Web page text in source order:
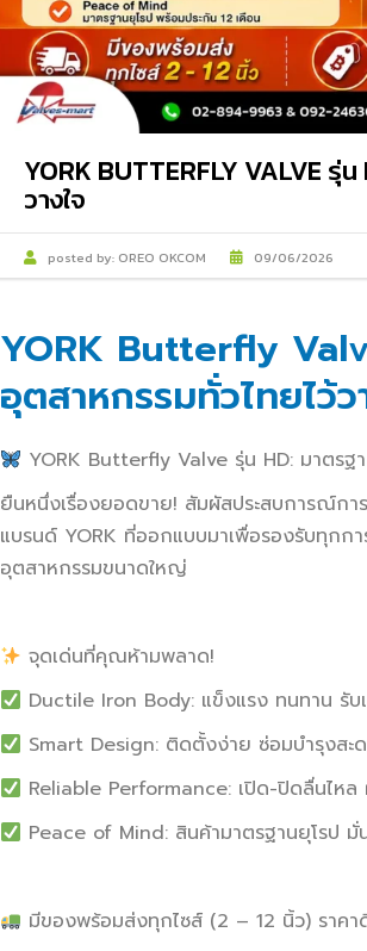
YORK BUTTERFLY VALVE
วางใจ
posted by: OREO OKCOM 09/06/2026
YORK Butterfly
อุตสาหกรรมทั่วไทยไว้ว
YORK Butterfly Valve รุ่น HD: มาตรฐ
ยืนหนึ่งเรื่องยอดขาย! สัมผัสประสบการณ์ก
แบรนด์ YORK ที่ออกแบบมาเพื่อรองรับทุกก
อุตสาหกรรมขนาดใหญ่
จุดเด่นที่คุณห้ามพลาด!
Ductile Iron Body: แข็งแรง ทนทาน รับ
Smart Design: ติดตั้งง่าย ซ่อมบำรุงสะ
Reliable Performance: เปิด-ปิดลื่นไห
Peace of Mind: สินค้ามาตรฐานยุโรป มั่
มีของพร้อมส่งทุกไซส์ (2 – 12 นิ้ว) ราคา